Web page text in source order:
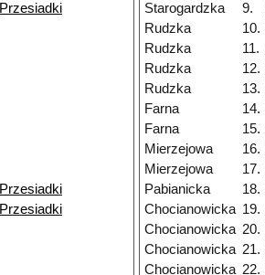
Przesiadki
Przesiadki
Przesiadki
Starogardzka
9.
Rudzka
10.
Rudzka
11.
Rudzka
12.
Rudzka
13.
Farna
14.
Farna
15.
Mierzejowa
16.
Mierzejowa
17.
Pabianicka
18.
Chocianowicka 19.
Chocianowicka 20.
Chocianowicka 21.
Chocianowicka 22.